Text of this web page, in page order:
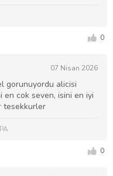
0
07 Nisan 2026
gorunuyordu alicisi
cok seven, isini en iyi
tesekkurler
0